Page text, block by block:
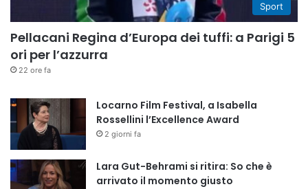
Sport
Pellacani Regina d’Europa dei tuffi: a Parigi 5
ori per l’azzurra
22 ore fa
Locarno Film Festival, a Isabella
Rossellini l’Excellence Award
2 giorni fa
Lara Gut-Behrami si ritira: So che è
arrivato il momento giusto